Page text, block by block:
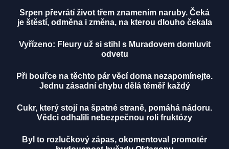
Srpen převrátí život třem znamením naruby. Čeká
je štěstí, odměna i změna, na kterou dlouho čekala
Vyřízeno: Fleury už si stihl s Muradovem domluvit
odvetu
Při bouřce na těchto pár věcí doma nezapomínejte.
Jednu zásadní chybu dělá téměř každý
Cukr, který stojí na špatné straně, pomáhá nádoru.
Vědci odhalili nebezpečnou roli fruktózy
Byl to rozlučkový zápas, okomentoval promotér